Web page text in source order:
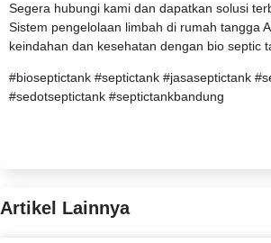
Segera hubungi kami dan dapatkan solusi
Sistem pengelolaan limbah di rumah tangga
keindahan dan kesehatan dengan bio septic
#bioseptictank #septictank #jasaseptictank
#sedotseptictank #septictankbandung
Artikel Lainnya